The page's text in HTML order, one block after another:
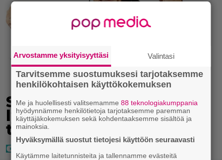
Seiska: Laulaja Frederik
lyttäsi Eput – johan oli
taas kielen käyttöä
Arvostamme yksityisyyttäsi Valintasi
Tarvitsemme suostumuksesi tarjotaksemme
henkilökohtaisen käyttökokemuksen
Me ja huolellisesti valitsemamme88 teknologiakumppania
hyödynnämme henkilötietoja tarjotaksemme paremman
käyttäjäkokemuksen sekä kohdentaaksemme sisältöä ja
mainoksia.
Hyväksymällä suostut tietojesi käyttöön seuraavasti
Käytämme laitetunnisteita ja tallennamme evästeitä